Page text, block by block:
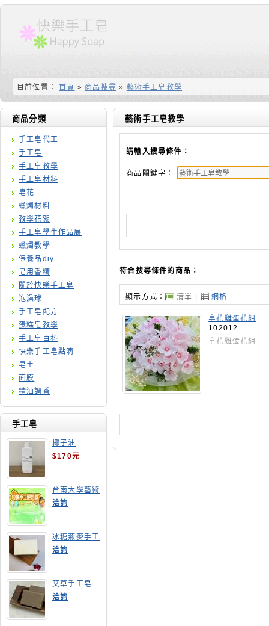
目前位置： 首頁 » 商品搜尋 » 藝術手工皂教學
商品分類
手工皂代工
手工皂
手工皂教學
手工皂材料
皂花
蠟燭材料
教學花絮
手工皂學生作品展
蠟燭教學
保養品diy
皂用香精
關於快樂手工皂
泡澡球
手工皂配方
蛋糕皂教學
手工皂百科
快樂手工皂點滴
皂土
面膜
精油調香
手工皂
椰子油
$170元
台南大學藝術
手工皂師資培
訓班
洽詢
冰糖燕麥手工
皂
洽詢
艾草手工皂
洽詢
藝術手工皂教學
請輸入搜尋條件：
商品關鍵字：
符合搜尋條件的商品：
顯示方式： 清單 | 網格
皂花雞蛋花組
102012
皂花雞蛋花組